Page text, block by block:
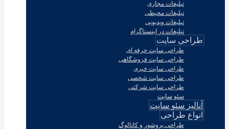
تبلیغات مجازی
تبلیغات محیطی
تبلیغات ویدیویی
تبلیغات در اینستاگرام
طراحی سایت
طراحی سایت حرفه ای
طراحی سایت فروشگاهی
طراحی سایت خبری
طراحی سایت شخصی
طراحی سایت شرکتی
سئو سایت
آنالیز سئو سایت
انواع طراحی
طراحی بروشور و کاتالوگ